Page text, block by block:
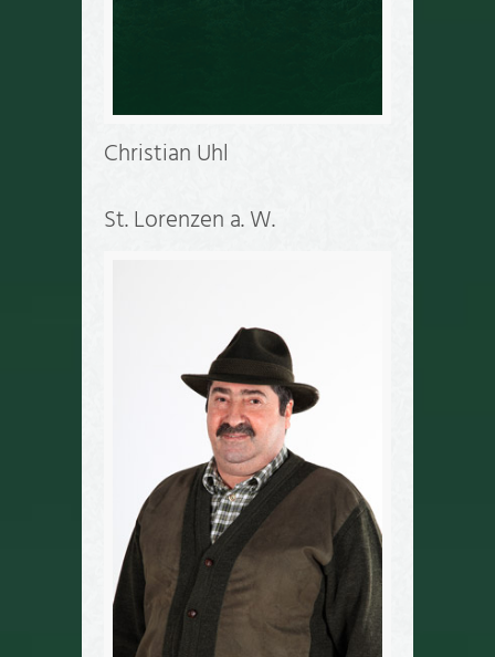
Christian Uhl
St. Lorenzen a. W.